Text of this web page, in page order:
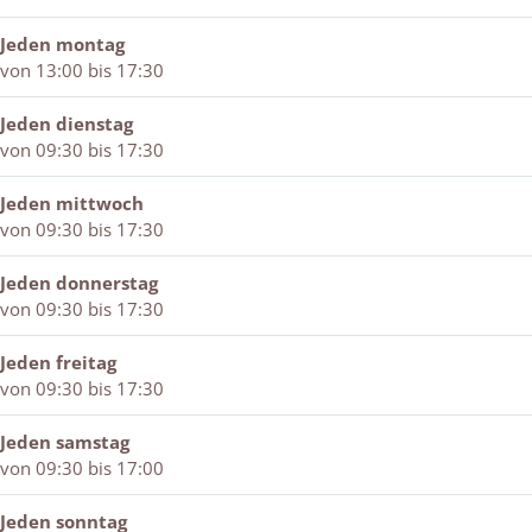
t
l
t
e
t
i
l
d
t
x
t
e
l
e
x
i
e
e
d
e
x
i
e
Jeden montag
von 13:00 bis 17:30
Jeden dienstag
von 09:30 bis 17:30
Jeden mittwoch
von 09:30 bis 17:30
Jeden donnerstag
von 09:30 bis 17:30
Jeden freitag
von 09:30 bis 17:30
Jeden samstag
von 09:30 bis 17:00
Jeden sonntag